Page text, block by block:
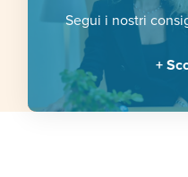
Segui i nostri